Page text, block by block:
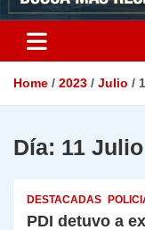
Home 2023 Julio
Día: 11
DESTACADAS
PDI detuvo a